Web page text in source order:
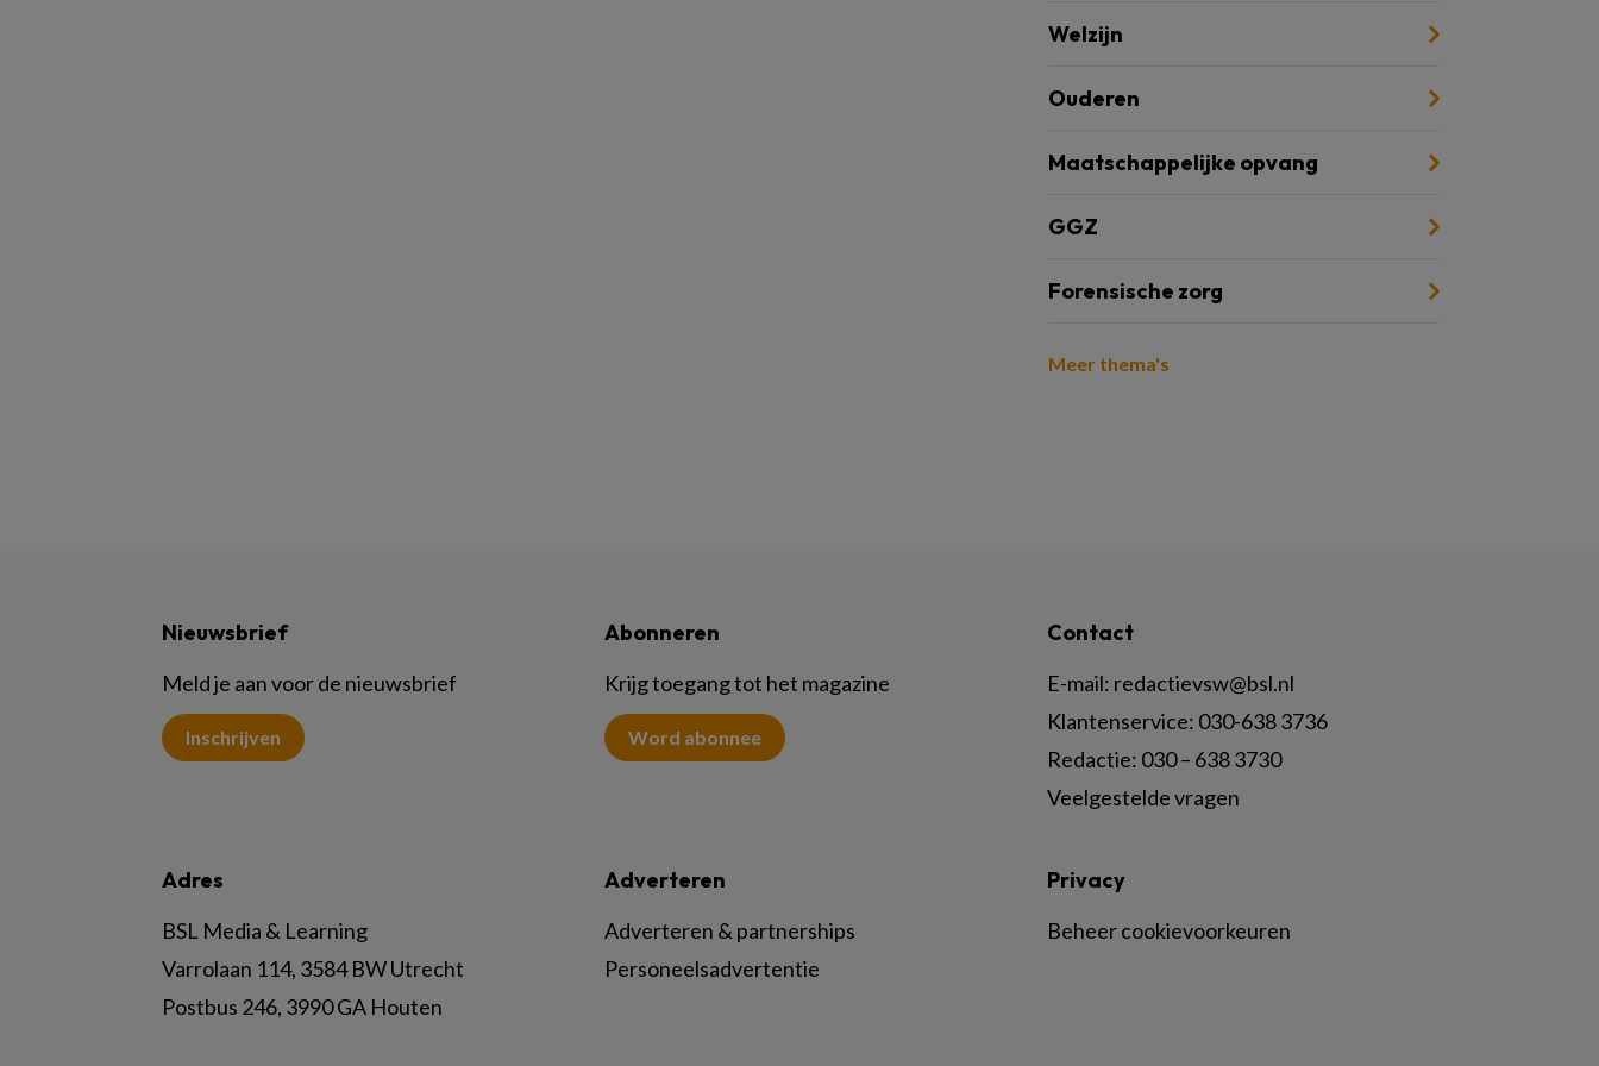
Welzijn
Ouderen
Maatschappelijke opvang
GGZ
Forensische zorg
Meer thema's
Nieuwsbrief
Meld je aan voor de nieuwsbrief
Inschrijven
Abonneren
Krijg toegang tot het magazine
Word abonnee
Contact
E-mail: redactievsw@bsl.nl
Klantenservice: 030-638 3736
Redactie: 030 – 638 3730
Veelgestelde vragen
Adres
BSL Media & Learning
Varrolaan 114, 3584 BW Utrecht
Postbus 246, 3990 GA Houten
Adverteren
Adverteren & partnerships
Personeelsadvertentie
Privacy
Beheer cookievoorkeuren